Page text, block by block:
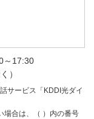
～17:30
）
サービス「KDDI光ダイ
場合は、（ ）内の番号